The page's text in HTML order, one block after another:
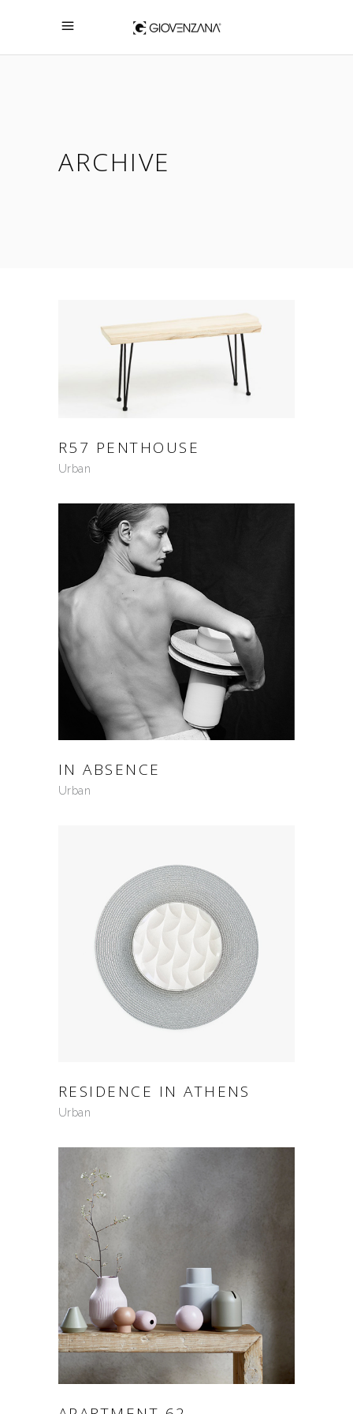
ARCHIVE
R57 PENTHOUSE
Urban
IN ABSENCE
Urban
RESIDENCE IN ATHENS
Urban